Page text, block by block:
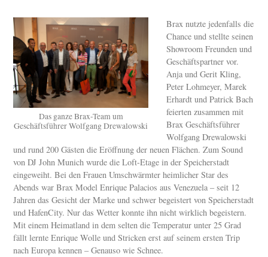
Das ganze Brax-Team um
Geschäftsführer Wolfgang Drewalowski
Brax nutzte jedenfalls die
Chance und stellte seinen
Showroom Freunden und
Geschäftspartner vor.
Anja und Gerit Kling,
Peter Lohmeyer, Marek
Erhardt und Patrick Bach
feierten zusammen mit
Brax Geschäftsführer
Wolfgang Drewalowski
und rund 200 Gästen die Eröffnung der neuen Flächen. Zum Sound
von DJ John Munich wurde die Loft-Etage in der Speicherstadt
eingeweiht. Bei den Frauen Umschwärmter heimlicher Star des
Abends war Brax Model Enrique Palacios aus Venezuela – seit 12
Jahren das Gesicht der Marke und schwer begeistert von Speicherstadt
und HafenCity. Nur das Wetter konnte ihn nicht wirklich begeistern.
Mit einem Heimatland in dem selten die Temperatur unter 25 Grad
fällt lernte Enrique Wolle und Stricken erst auf seinem ersten Trip
nach Europa kennen – Genauso wie Schnee.